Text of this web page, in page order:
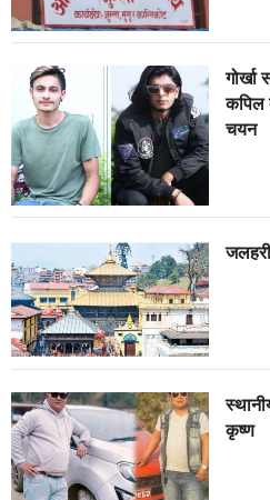
कपिल
चयन
कृष्ण